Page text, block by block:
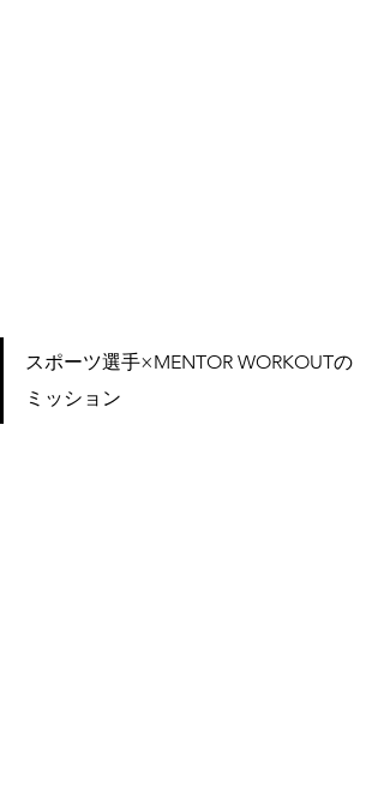
スポーツ選手×MENTOR WORKOUTの
ミッション